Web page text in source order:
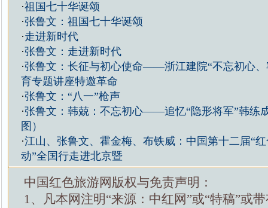
·祖国七十华诞颂
·张鲁文：祖国七十华诞颂
·走进新时代
·张鲁文：走进新时代
·张鲁文：长征与初心使命——浙江建院“不忘初心、
育专题讲座特邀革命
·张鲁文：“八一”枪声
·张鲁文：韩兢：不忘初心——追忆“隐形将军”韩练
图）
·江山、张鲁文、霍金梅、布铁威：中国第十二届“红
动”全国行走进北京暨
中国红色旅游网版权与免责声明：
1、凡本网注明“来源：中红网”或“特稿”或